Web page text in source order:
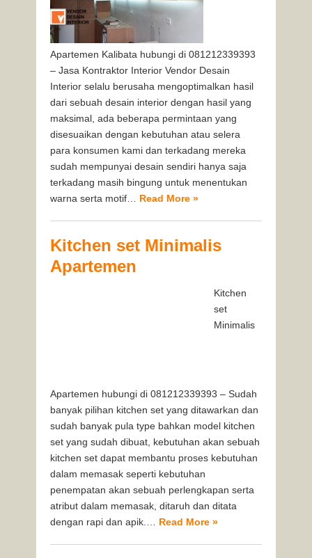
Apartemen Kalibata hubungi di 081212339393
– Jasa Kontraktor Interior Vendor Desain
Interior selalu berusaha mengoptimalkan hasil
dari sebuah desain interior dengan hasil yang
maksimal, ada beberapa permintaan yang
disesuaikan dengan kebutuhan atau selera
para konsumen kami dan terkadang mereka
sudah mempunyai desain sendiri hanya saja
terkadang masih bingung untuk menentukan
warna serta motif… Read More »
Kitchen set Minimalis
Apartemen
Kitchen
set
Minimalis
Apartemen hubungi di 081212339393 – Sudah
banyak pilihan kitchen set yang ditawarkan dan
sudah banyak pula type bahkan model kitchen
set yang sudah dibuat, kebutuhan akan sebuah
kitchen set dapat membantu proses kebutuhan
dalam memasak seperti kebutuhan
penempatan akan sebuah perlengkapan serta
atribut dalam memasak, ditaruh dan ditata
dengan rapi dan apik.… Read More »